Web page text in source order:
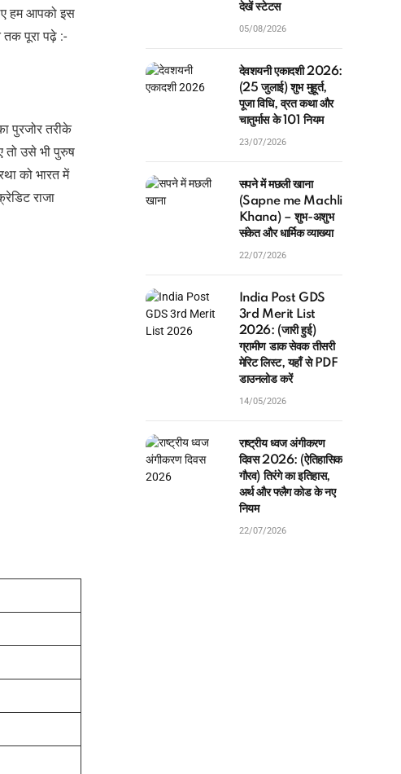
हम आपको इस
तक पूरा पढ़े :-
पुरजोर तरीके
तो उसे भी पुरुष
को भारत में
राजा
देखें स्टेटस
05/08/2026
देवशयनी एकादशी 2026:
(25 जुलाई) शुभ मुहूर्त,
पूजा विधि, व्रत कथा और
चातुर्मास के 101 नियम
23/07/2026
सपने में मछली खाना
(Sapne me Machli
Khana) – शुभ-अशुभ
संकेत और धार्मिक व्याख्या
22/07/2026
India Post GDS
3rd Merit List
2026: (जारी हुई)
ग्रामीण डाक सेवक तीसरी
मेरिट लिस्ट, यहाँ से PDF
डाउनलोड करें
14/05/2026
राष्ट्रीय ध्वज अंगीकरण
दिवस 2026: (ऐतिहासिक
गौरव) तिरंगे का इतिहास,
अर्थ और फ्लैग कोड के नए
नियम
22/07/2026